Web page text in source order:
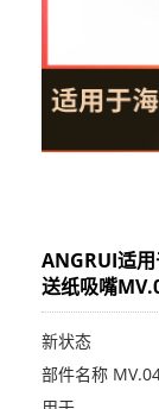
ANGRUI适
送纸吸嘴
新状态
部件名称